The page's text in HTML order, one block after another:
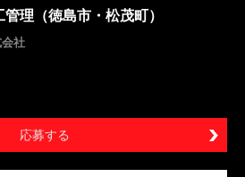
管理（徳島市・松茂町）
社
応募する